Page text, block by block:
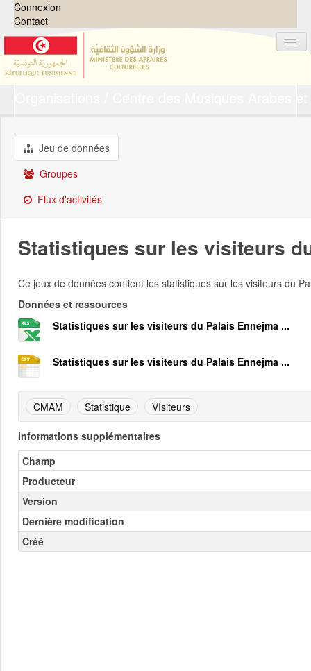
Connexion
Contact
Groupes
Demandes
À propos
Jeu de données
Groupes
Flux d'activités
Statistiques sur les visiteurs
Ce jeux de données contient les statistiques sur les visiteurs du
Données et ressources
Statistiques sur les visiteurs du Palais Ennejma ...
Statistiques sur les visiteurs du Palais Ennejma ...
CMAM Statistique VIsiteurs
Informations supplémentaires
Champ
Producteur
Version
Dernière modification
Créé